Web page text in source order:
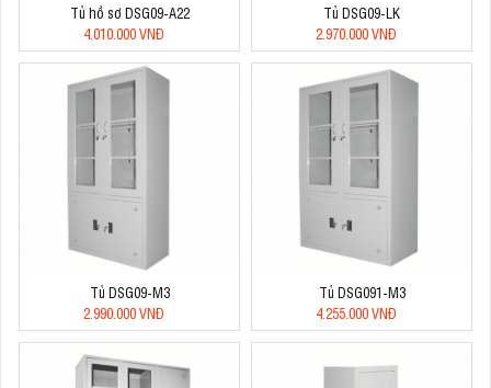
Tủ hồ sơ DSG09-A22
4.010.000 VNĐ
Tủ DSG09-LK
2.970.000 VNĐ
Tủ DSG09-M3
2.990.000 VNĐ
Tủ DSG091-M3
4.255.000 VNĐ